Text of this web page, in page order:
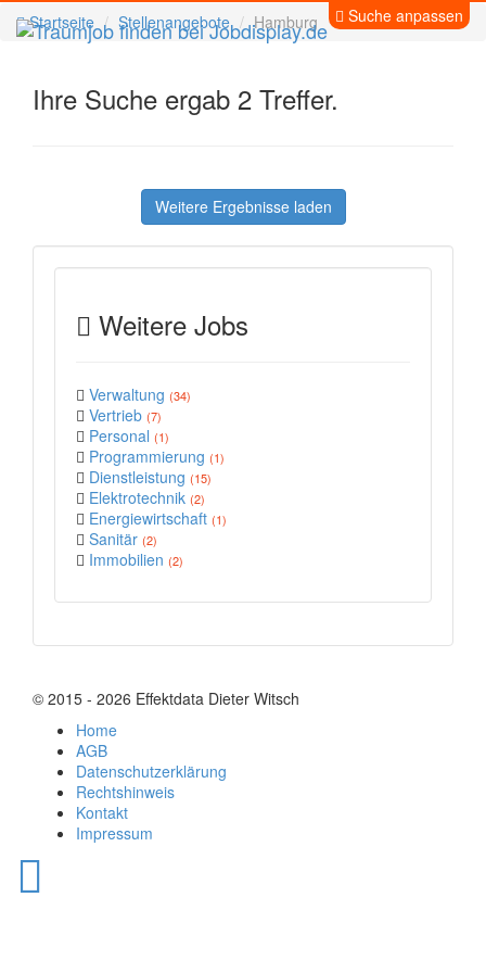
Suche anpassen
Startseite Stellenangebote Hamburg
Ihre Suche ergab 2 Treffer.
Weitere Ergebnisse laden
Weitere Jobs
Verwaltung (34)
Vertrieb (7)
Personal (1)
Programmierung (1)
Dienstleistung (15)
Elektrotechnik (2)
Energiewirtschaft (1)
Sanitär (2)
Immobilien (2)
© 2015 - 2026 Effektdata Dieter Witsch
Home
AGB
Datenschutzerklärung
Rechtshinweis
Kontakt
Impressum